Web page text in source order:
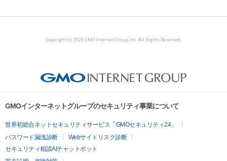
Copyright (c) 2026 GMO Internet Group, Inc. All Rights Reserved.
GMOインターネットグループのセキュリティ事業について
世界初総合ネットセキュリティサービス「GMOセキュリティ24」
パスワード漏洩診断
Webサイトリスク診断
セキュリティ相談AIチャットボット